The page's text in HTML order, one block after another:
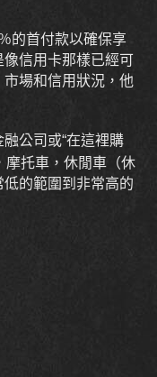
的首付款以確保享
信用卡那樣已經可
場和信用狀況，他
公司或“在這裡購
摩托車，休閒車（休
的範圍到非常高的